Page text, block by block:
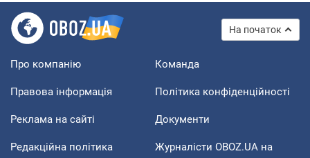
На початок
Про компанію Команда
Правова інформація Політика конфіденційності
Реклама на сайті Документи
Редакційна політика Журналісти OBOZ.UA на